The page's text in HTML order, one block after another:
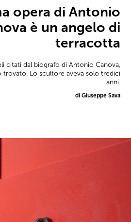
opera di Antonio
è un angelo di
terracotta
citati dal biografo di Antonio Canova,
trovato. Lo scultore aveva solo tredici
anni.
di Giuseppe Sava